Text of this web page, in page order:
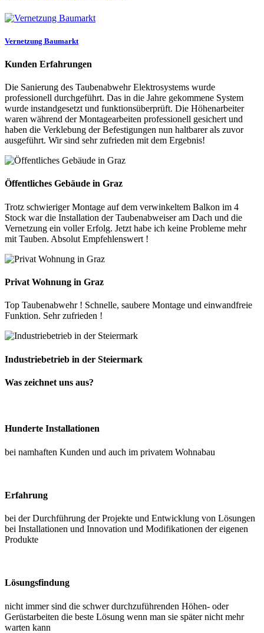
Vernetzung Baumarkt
Kunden Erfahrungen
Die Sanierung des Taubenabwehr Elektrosystems wurde
professionell durchgeführt. Das in die Jahre gekommene System
wurde instandgesetzt und funktionsüberprüft. Die Höhenarbeiter
waren während der Montagearbeiten professionell gesichert und
haben die Verklebung der Befestigungen nun haltbarer als zuvor
ausgeführt. Wir sind sehr zufrieden mit dem Ergebnis!
Öffentliches Gebäude in Graz
Trotz schwieriger Montage auf dem verwinkeltem Balkon im 4
Stock war die Installation der Taubenabweiser am Dach und die
Vernetzung ein voller Erfolg. Jetzt habe ich keine Probleme mehr
mit Tauben. Absolut Empfehlenswert !
Privat Wohnung in Graz
Top Taubenabwehr ! Schnelle, saubere Montage und einwandfreie
Funktion. Sehr zufrieden !
Industriebetrieb in der Steiermark
Was zeichnet uns aus?
Hunderte Installationen
bei namhaften Kunden und auch im privatem Wohnabau
Erfahrung
bei der Durchführung der Projekte und Entwicklung von Lösungen
bei Installationen und Innovation und Modifikationen der eigenen
Produkte
Lösungsfindung
nicht immer sind die schwer durchzuführenden Höhen- oder
Gerüstarbeiten die beste Lösung wenn man sie später nicht mehr
warten kann